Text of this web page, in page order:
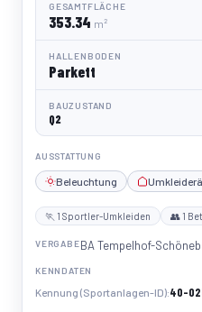
GESAMTFLÄCHE
353.34 m²
HALLENBODEN
Parkett
BAUZUSTAND
Q2
AUSSTATTUNG
Beleuchtung
🏃 1 Sportler-Umkleiden 👥 1
VERGABEBA Tempelhof-
KENNDATEN
Kennung (Sportanlagen-ID) 40-